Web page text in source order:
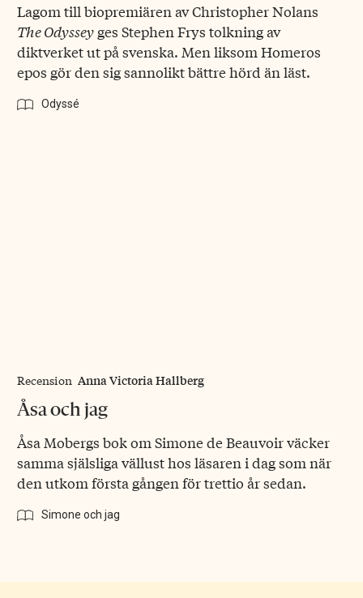
Lagom till biopremiären av Christopher Nolans
The Odyssey ges Stephen Frys tolkning av
diktverket ut på svenska. Men liksom Homeros
epos gör den sig sannolikt bättre hörd än läst.
Odyssé
Recension Anna Victoria Hallberg
Åsa och jag
Åsa Mobergs bok om Simone de Beauvoir väcker
samma själsliga vällust hos läsaren i dag som när
den utkom första gången för trettio år sedan.
Simone och jag